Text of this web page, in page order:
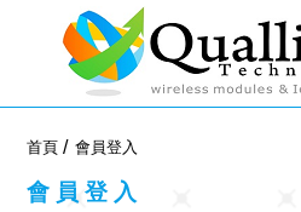
首頁 會員登入
會員登入